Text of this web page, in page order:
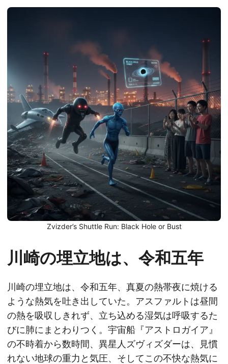
Zvizder’s Shuttle Run: Black Hole or Bust
川崎の埋立地は、令和五年
川崎の埋立地は、令和五年、真夏の熱帯夜に焼ける
ような熱気を吐き出していた。アスファルトは昼間
の熱を吸収しきれず、立ち込める湿気は呼吸するた
びに肺にまとわりつく。宇宙船『アストロガイア』
の不時着から数時間、異星人ズヴィズダーは、見慣
れない地球の重力と気圧、そしてこの不快な熱気に